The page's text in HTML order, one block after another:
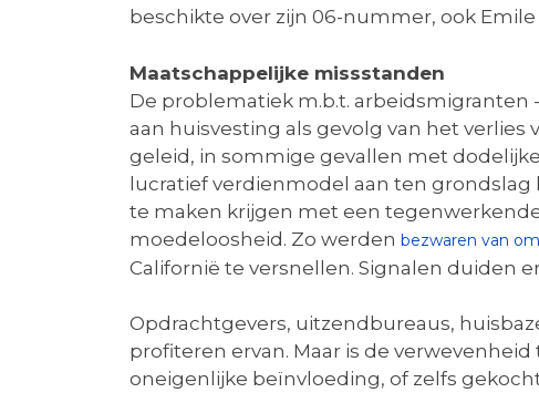
beschikte over zijn 06-nummer, ook
Maatschappelijke missstanden
De problematiek m.b.t.
aan huisvesting als gevolg van het
geleid, in sommige gevallen met
lucratief verdienmodel aan ten
te maken krijgen met een
moedeloosheid. Zo werden bezwaren van
Californië te versnellen. Signalen duiden
Opdrachtgevers, uitzendbureaus,
profiteren ervan. Maar is de
oneigenlijke beïnvloeding, of zelfs